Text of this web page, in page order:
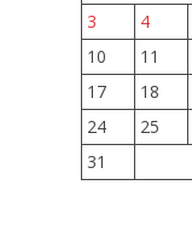
3
4
10
11
17
18
24
25
31